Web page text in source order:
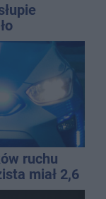
ruchu
miał 2,6